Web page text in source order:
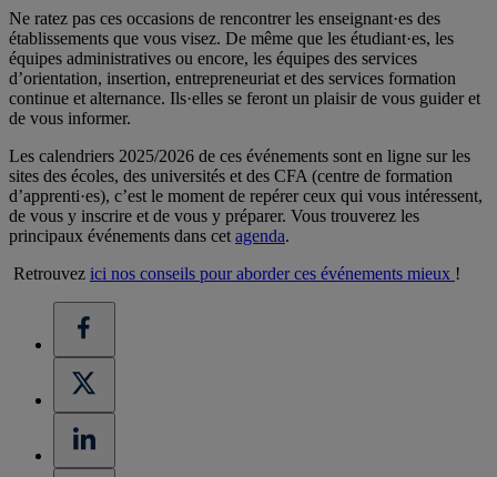
Ne ratez pas ces occasions de rencontrer les enseignant·es des
établissements que vous visez. De même que les étudiant·es, les
équipes administratives ou encore, les équipes des services
d’orientation, insertion, entrepreneuriat et des services formation
continue et alternance. Ils·elles se feront un plaisir de vous guider et
de vous informer.
Les calendriers 2025/2026 de ces événements sont en ligne sur les
sites des écoles, des universités et des CFA (centre de formation
d’apprenti·es), c’est le moment de repérer ceux qui vous intéressent,
de vous y inscrire et de vous y préparer. Vous trouverez les
principaux événements dans cet agenda.
Retrouvez ici nos conseils pour aborder ces événements mieux !